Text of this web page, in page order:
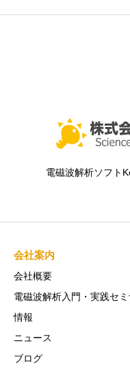
電磁波解析ソフト
会社案内
会社概要
電磁波解析入門・実践セ
情報
ニュース
ブログ